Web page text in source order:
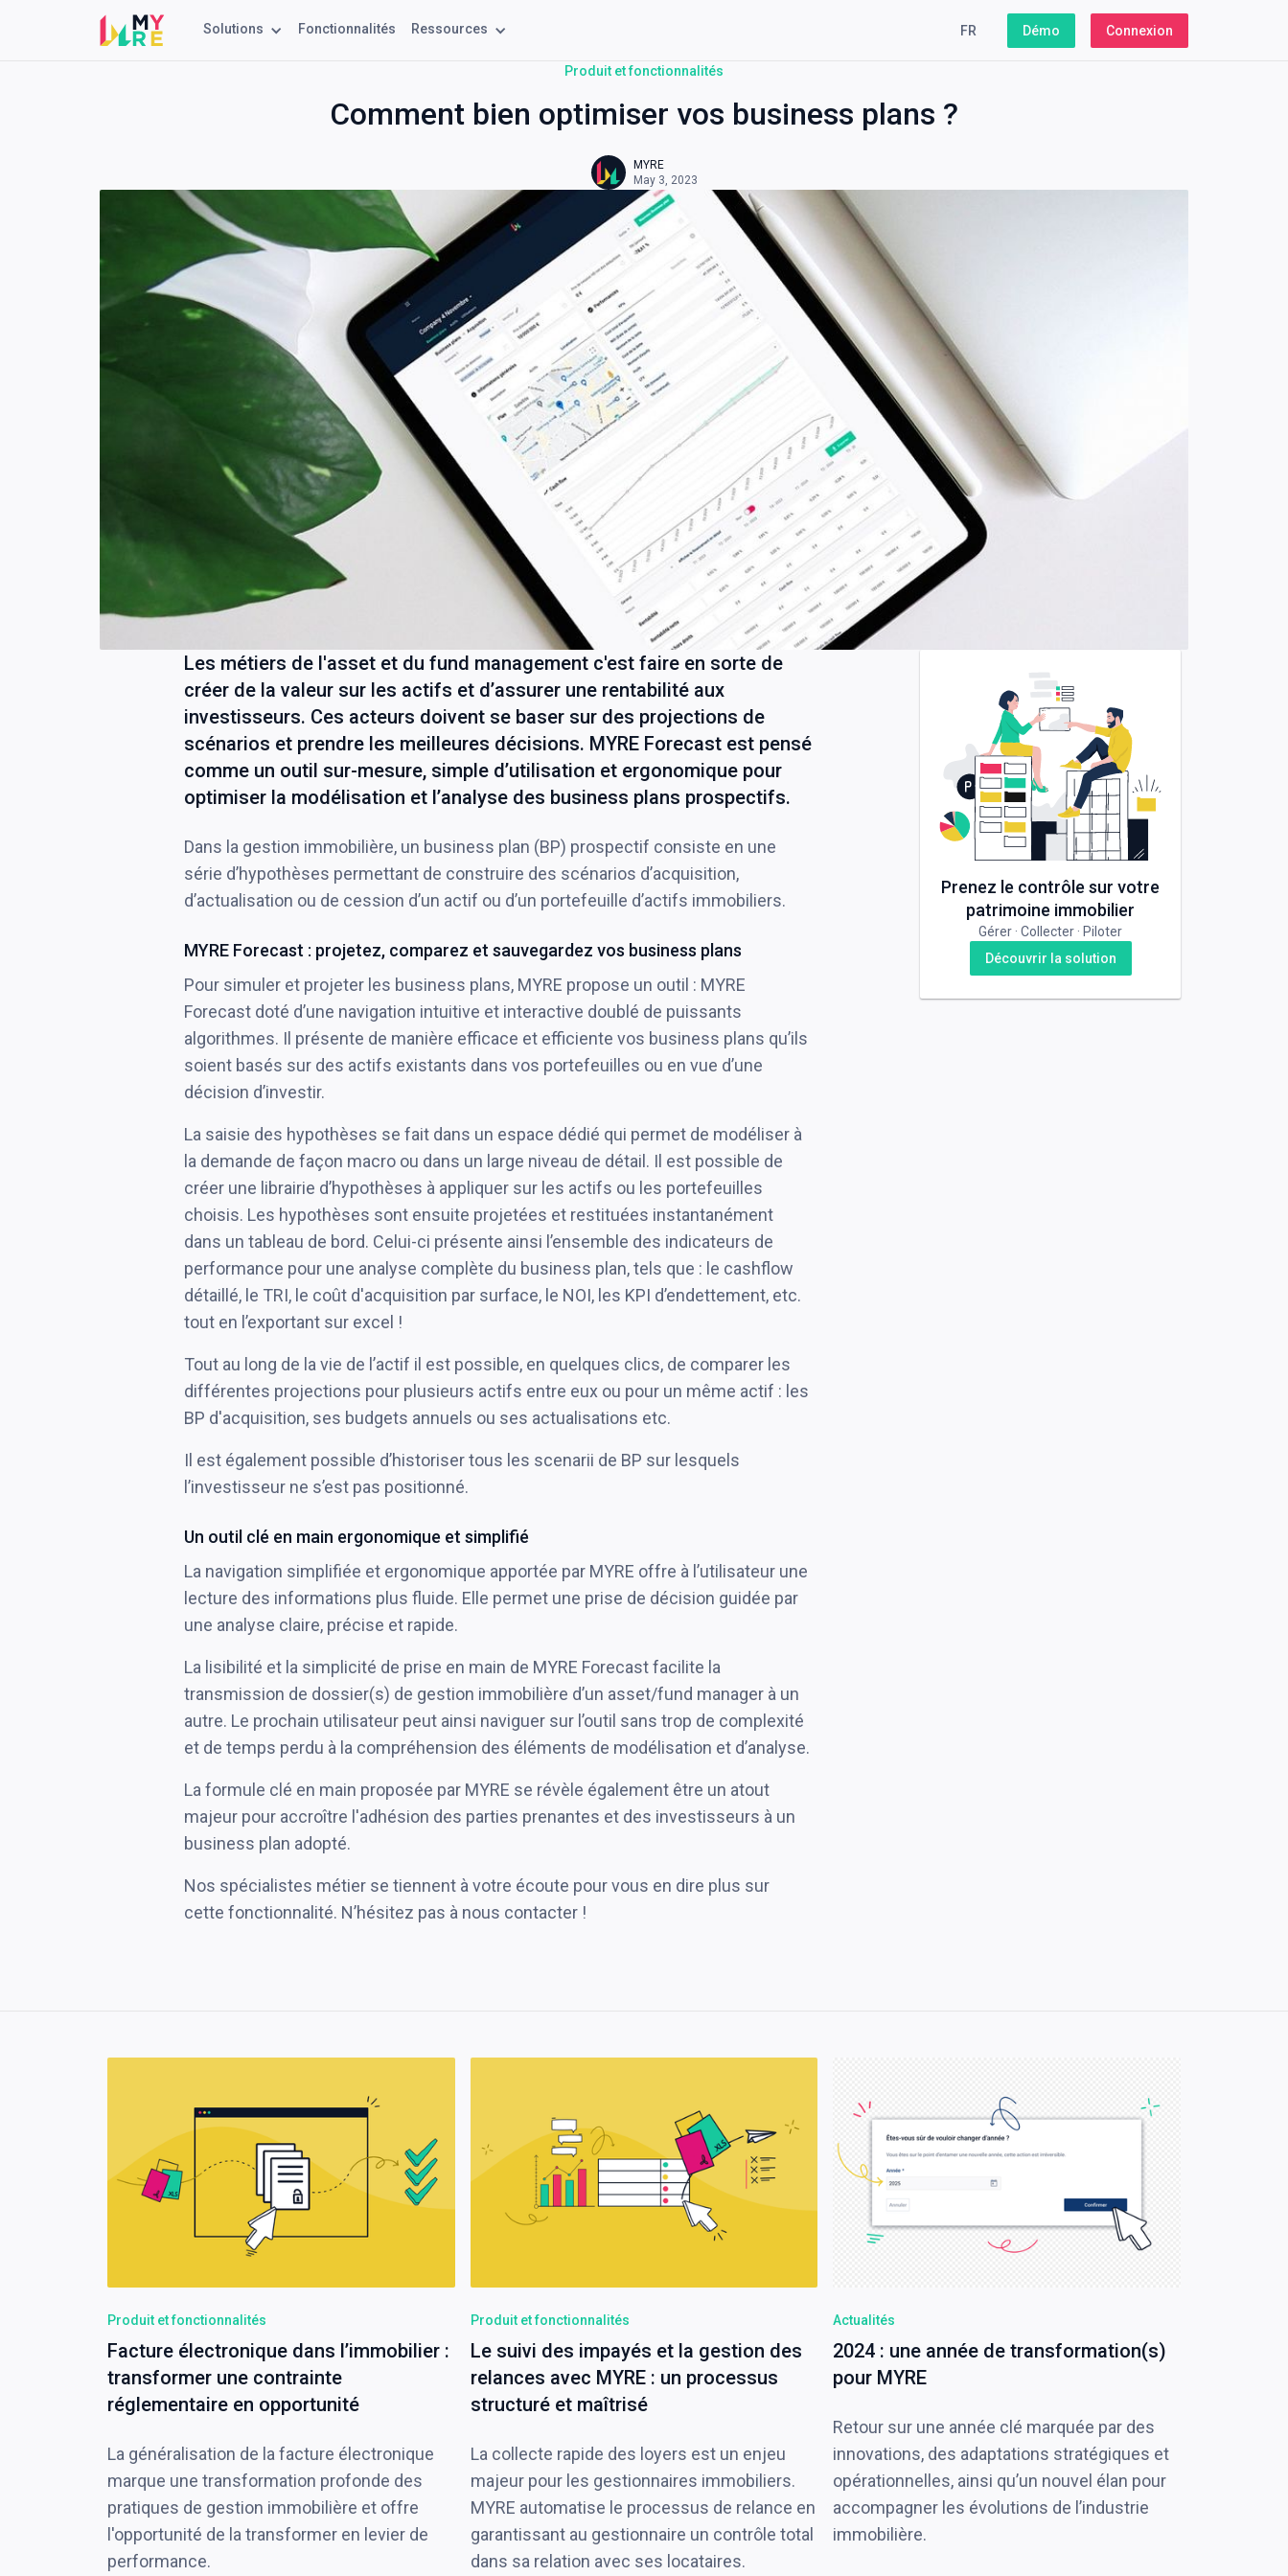
Solutions Fonctionnalités Ressources FR Démo Connexion
Produit et fonctionnalités
Comment bien optimiser vos business plans ?
MYRE
May 3, 2023
Les métiers de l'asset et du fund management c'est faire en sorte de
créer de la valeur sur les actifs et d’assurer une rentabilité aux
investisseurs. Ces acteurs doivent se baser sur des projections de
scénarios et prendre les meilleures décisions. MYRE Forecast est pensé
comme un outil sur-mesure, simple d’utilisation et ergonomique pour
optimiser la modélisation et l’analyse des business plans prospectifs.
Dans la gestion immobilière, un business plan (BP) prospectif consiste en une
série d’hypothèses permettant de construire des scénarios d’acquisition,
d’actualisation ou de cession d’un actif ou d’un portefeuille d’actifs immobiliers.
MYRE Forecast : projetez, comparez et sauvegardez vos business plans
Pour simuler et projeter les business plans, MYRE propose un outil : MYRE
Forecast doté d’une navigation intuitive et interactive doublé de puissants
algorithmes. Il présente de manière efficace et efficiente vos business plans qu’ils
soient basés sur des actifs existants dans vos portefeuilles ou en vue d’une
décision d’investir.
La saisie des hypothèses se fait dans un espace dédié qui permet de modéliser à
la demande de façon macro ou dans un large niveau de détail. Il est possible de
créer une librairie d’hypothèses à appliquer sur les actifs ou les portefeuilles
choisis. Les hypothèses sont ensuite projetées et restituées instantanément
dans un tableau de bord. Celui-ci présente ainsi l’ensemble des indicateurs de
performance pour une analyse complète du business plan, tels que : le cashflow
détaillé, le TRI, le coût d'acquisition par surface, le NOI, les KPI d’endettement, etc.
tout en l’exportant sur excel !
Tout au long de la vie de l’actif il est possible, en quelques clics, de comparer les
différentes projections pour plusieurs actifs entre eux ou pour un même actif : les
BP d'acquisition, ses budgets annuels ou ses actualisations etc.
Il est également possible d’historiser tous les scenarii de BP sur lesquels
l’investisseur ne s’est pas positionné.
Un outil clé en main ergonomique et simplifié
La navigation simplifiée et ergonomique apportée par MYRE offre à l’utilisateur une
lecture des informations plus fluide. Elle permet une prise de décision guidée par
une analyse claire, précise et rapide.
La lisibilité et la simplicité de prise en main de MYRE Forecast facilite la
transmission de dossier(s) de gestion immobilière d’un asset/fund manager à un
autre. Le prochain utilisateur peut ainsi naviguer sur l’outil sans trop de complexité
et de temps perdu à la compréhension des éléments de modélisation et d’analyse.
La formule clé en main proposée par MYRE se révèle également être un atout
majeur pour accroître l'adhésion des parties prenantes et des investisseurs à un
business plan adopté.
Nos spécialistes métier se tiennent à votre écoute pour vous en dire plus sur
cette fonctionnalité. N’hésitez pas à nous contacter !
Prenez le contrôle sur votre
patrimoine immobilier
Gérer · Collecter · Piloter
Découvrir la solution
Produit et fonctionnalités
Facture électronique dans l’immobilier :
transformer une contrainte
réglementaire en opportunité
La généralisation de la facture électronique
marque une transformation profonde des
pratiques de gestion immobilière et offre
l'opportunité de la transformer en levier de
performance.
Produit et fonctionnalités
Le suivi des impayés et la gestion des
relances avec MYRE : un processus
structuré et maîtrisé
La collecte rapide des loyers est un enjeu
majeur pour les gestionnaires immobiliers.
MYRE automatise le processus de relance en
garantissant au gestionnaire un contrôle total
dans sa relation avec ses locataires.
Actualités
2024 : une année de transformation(s)
pour MYRE
Retour sur une année clé marquée par des
innovations, des adaptations stratégiques et
opérationnelles, ainsi qu’un nouvel élan pour
accompagner les évolutions de l’industrie
immobilière.